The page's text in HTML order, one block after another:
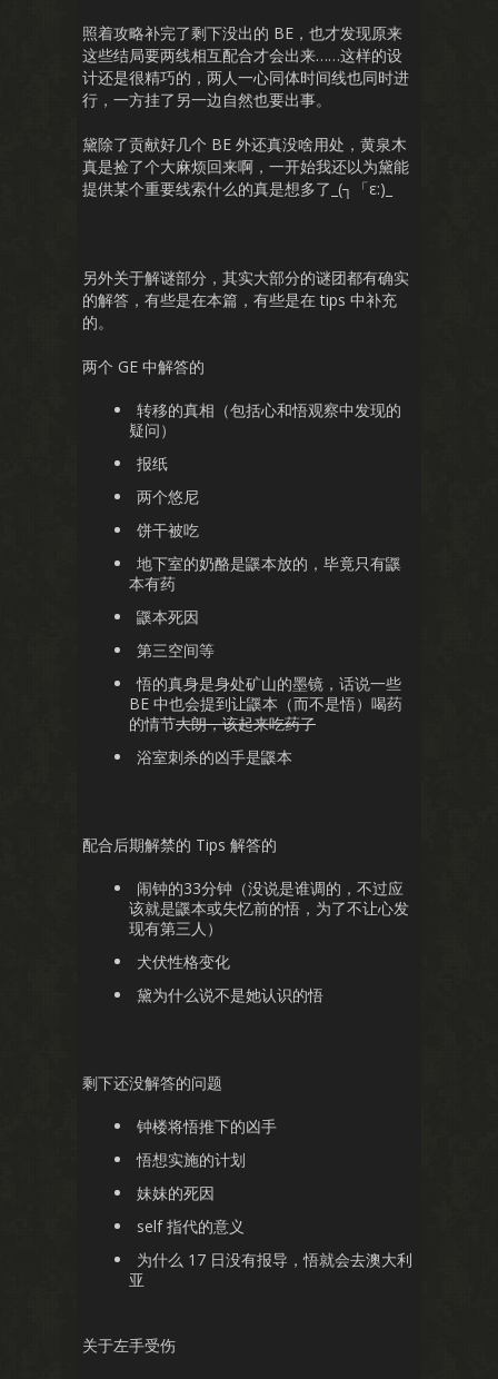
照着攻略补完了剩下没出的 BE，也才发现原来
这些结局要两线相互配合才会出来……这样的设
计还是很精巧的，两人一心同体时间线也同时进
行，一方挂了另一边自然也要出事。
黛除了贡献好几个 BE 外还真没啥用处，黄泉木
真是捡了个大麻烦回来啊，一开始我还以为黛能
提供某个重要线索什么的真是想多了_(┐「ε:)_
另外关于解谜部分，其实大部分的谜团都有确实
的解答，有些是在本篇，有些是在 tips 中补充
的。
两个 GE 中解答的
转移的真相（包括心和悟观察中发现的
疑问）
报纸
两个悠尼
饼干被吃
地下室的奶酪是鼷本放的，毕竟只有鼷
本有药
鼷本死因
第三空间等
悟的真身是身处矿山的墨镜，话说一些
BE 中也会提到让鼷本（而不是悟）喝药
的情节大朗，该起来吃药了
浴室刺杀的凶手是鼷本
配合后期解禁的 Tips 解答的
闹钟的33分钟（没说是谁调的，不过应
该就是鼷本或失忆前的悟，为了不让心发
现有第三人）
犬伏性格变化
黛为什么说不是她认识的悟
剩下还没解答的问题
钟楼将悟推下的凶手
悟想实施的计划
妹妹的死因
self 指代的意义
为什么 17 日没有报导，悟就会去澳大利
亚
关于左手受伤